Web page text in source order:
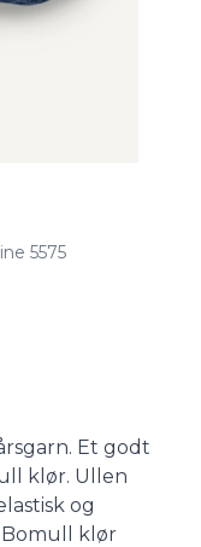
5575
Et godt
klør. Ullen
og
klør